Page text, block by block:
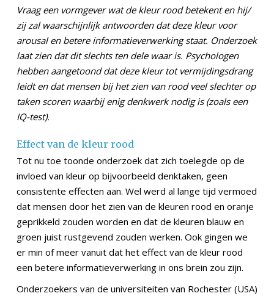
Vraag een vormgever wat de kleur rood betekent en hij/
zij zal waarschijnlijk antwoorden dat deze kleur voor
arousal en betere informatieverwerking staat. Onderzoek
laat zien dat dit slechts ten dele waar is. Psychologen
hebben aangetoond dat deze kleur tot vermijdingsdrang
leidt en dat mensen bij het zien van rood veel slechter op
taken scoren waarbij enig denkwerk nodig is (zoals een
IQ-test).
Effect van de kleur rood
Tot nu toe toonde onderzoek dat zich toelegde op de
invloed van kleur op bijvoorbeeld denktaken, geen
consistente effecten aan. Wel werd al lange tijd vermoed
dat mensen door het zien van de kleuren rood en oranje
geprikkeld zouden worden en dat de kleuren blauw en
groen juist rustgevend zouden werken. Ook gingen we
er min of meer vanuit dat het effect van de kleur rood
een betere informatieverwerking in ons brein zou zijn.
Onderzoekers van de universiteiten van Rochester (USA)